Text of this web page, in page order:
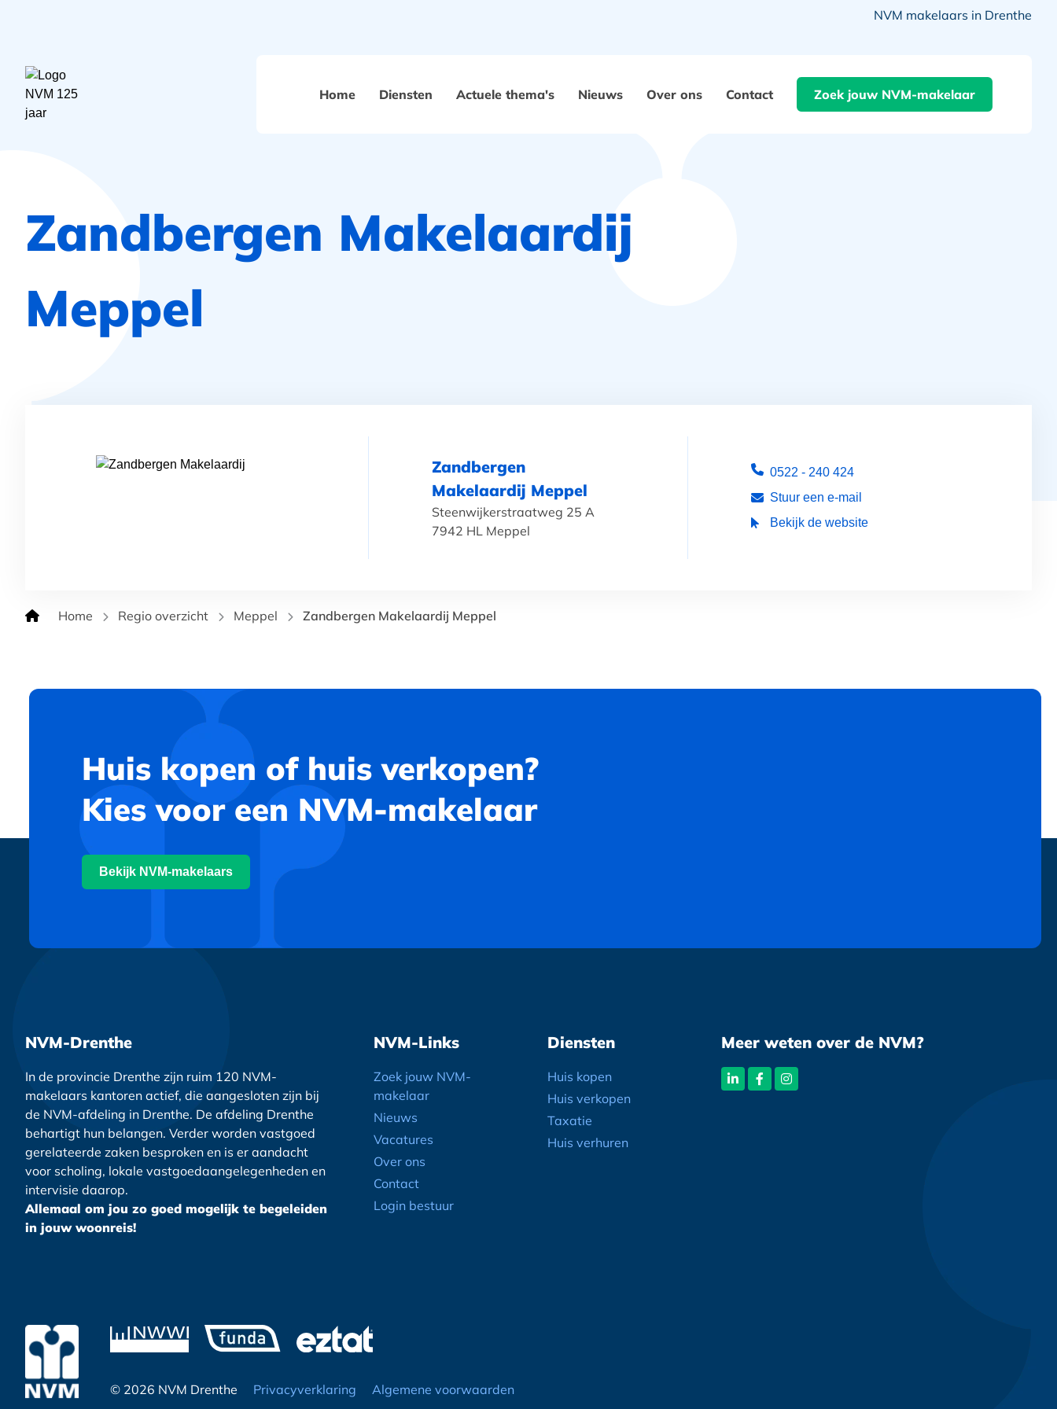
NVM makelaars in Drenthe
Home Diensten Actuele thema's Nieuws Over ons Contact Zoek jouw NVM-makelaar
Zandbergen Makelaardij
Meppel
Zandbergen
Makelaardij Meppel
Steenwijkerstraatweg 25 A
7942 HL Meppel
0522 - 240 424
Stuur een e-mail
Bekijk de website
Home Regio overzicht Meppel Zandbergen Makelaardij Meppel
Huis kopen of huis verkopen?
Kies voor een NVM-makelaar
Bekijk NVM-makelaars
NVM-Drenthe
In de provincie Drenthe zijn ruim 120 NVM-
makelaars kantoren actief, die aangesloten zijn bij
de NVM-afdeling in Drenthe. De afdeling Drenthe
behartigt hun belangen. Verder worden vastgoed
gerelateerde zaken besproken en is er aandacht
voor scholing, lokale vastgoedaangelegenheden en
intervisie daarop.
Allemaal om jou zo goed mogelijk te begeleiden
in jouw woonreis!
NVM-Links
Zoek jouw NVM-
makelaar
Nieuws
Vacatures
Over ons
Contact
Login bestuur
Diensten
Huis kopen
Huis verkopen
Taxatie
Huis verhuren
Meer weten over de NVM?
© 2026 NVM Drenthe Privacyverklaring Algemene voorwaarden